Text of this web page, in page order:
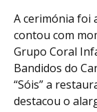
A cerimónia foi
contou com
Grupo Coral
Bandidos do
“Sóis” a
destacou o